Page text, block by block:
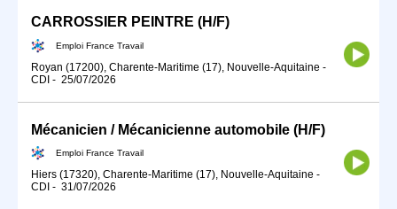
CARROSSIER PEINTRE (H/F)
Emploi France Travail
Royan (17200), Charente-Maritime (17), Nouvelle-Aquitaine -
CDI - 25/07/2026
Mécanicien / Mécanicienne automobile (H/F)
Emploi France Travail
Hiers (17320), Charente-Maritime (17), Nouvelle-Aquitaine -
CDI - 31/07/2026